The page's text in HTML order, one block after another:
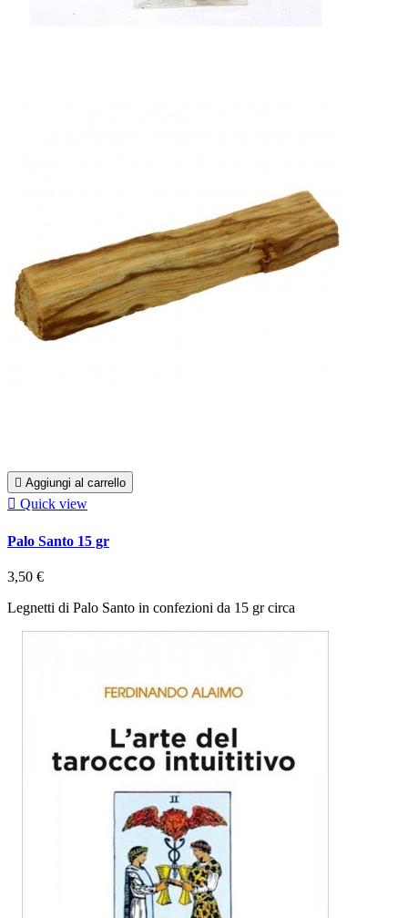
 Aggiungi al carrello
 Quick view
Palo Santo 15 gr
3,50 €
Legnetti di Palo Santo in confezioni da 15 gr circa